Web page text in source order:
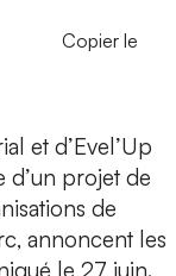
Copier le
et d’Evel’Up
d’un projet de
de
annoncent les
le 27 juin.